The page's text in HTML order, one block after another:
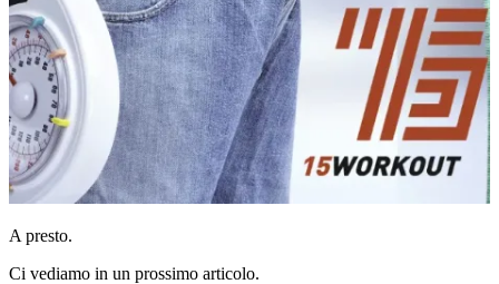
A presto.
Ci vediamo in un prossimo articolo.